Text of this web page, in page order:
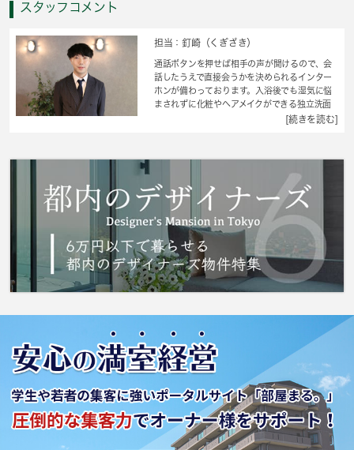
スタッフコメント
担当：釘崎（くぎざき）
通話ボタンを押せば相手の声が聞けるので、会
話したうえで直接会うかを決められるインター
ホンが備わっております。入浴後でも湿気に悩
まされずに化粧やヘアメイクができる独立洗面
台が付いております。設備も充実していて住み
ンスペース。憧れの新生活を早くはじめるため
か。定期的に管理人が巡回点検を行っていま
す。生活する上でもっとも大切な住環境。世田
谷区エリアや東急田園都市線桜新町付近であな
たのライフスタイルに合ったお部屋をご紹介致
します。
[続きを読む]